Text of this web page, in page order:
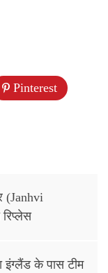
Pinterest
(Janhvi
के पास टीम